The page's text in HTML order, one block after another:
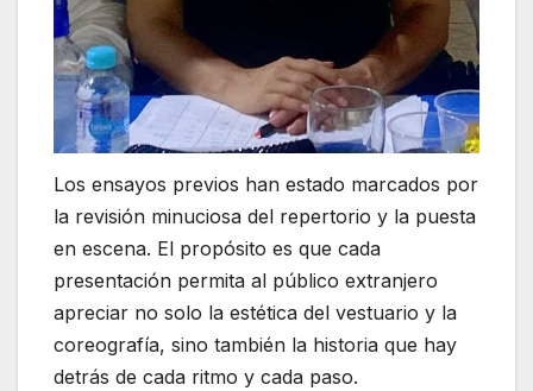
Los ensayos previos han estado marcados por
la revisión minuciosa del repertorio y la puesta
en escena. El propósito es que cada
presentación permita al público extranjero
apreciar no solo la estética del vestuario y la
coreografía, sino también la historia que hay
detrás de cada ritmo y cada paso.